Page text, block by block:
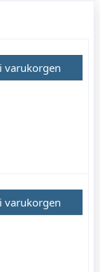
varukorgen
varukorgen